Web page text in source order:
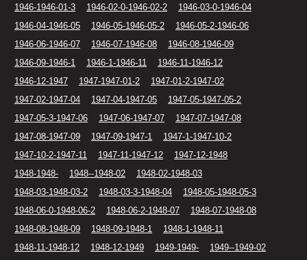
1946-1946-01-3
1946-02-0-1946-02-2
1946-03-0-1946-04
1946-04-1946-05
1946-05-1946-05-2
1946-05-2-1946-06
1946-06-1946-07
1946-07-1946-08
1946-08-1946-09
1946-09-1946-1
1946-1-1946-11
1946-11-1946-12
1946-12-1947
1947-1947-01-2
1947-01-2-1947-02
1947-02-1947-04
1947-04-1947-05
1947-05-1947-05-2
1947-05-3-1947-06
1947-06-1947-07
1947-07-1947-08
1947-08-1947-09
1947-09-1947-1
1947-1-1947-10-2
1947-10-2-1947-11
1947-11-1947-12
1947-12-1948
1948-1948-
1948--1948-02
1948-02-1948-03
1948-03-1948-03-2
1948-03-3-1948-04
1948-05-1948-05-3
1948-06-0-1948-06-2
1948-06-2-1948-07
1948-07-1948-08
1948-08-1948-09
1948-09-1948-1
1948-1-1948-11
1948-11-1948-12
1948-12-1949 1949-1949-
1949--1949-02